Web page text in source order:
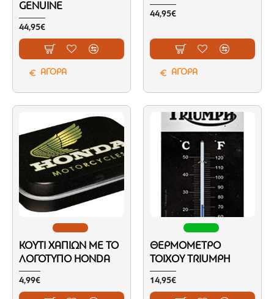
GENUINE
44,95€
ΑΓΟΡΑ
44,95€
ΑΓΟΡΑ
ΚΟΥΤΊ ΧΑΠΙΏΝ ΜΕ ΤΟ
ΛΟΓΌΤΥΠΟ HONDA
4,99€
ΘΕΡΜΌΜΕΤΡΟ
ΤΟΊΧΟΥ TRIUMPH
14,95€